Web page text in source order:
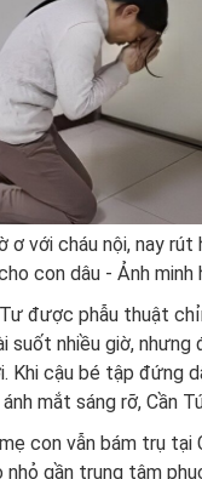
ơ với cháu nội, nay
con dâu - Ảnh minh
được phẫu thuật
suốt nhiều giờ, nhưng
Khi cậu bé tập đứng
mắt sáng rỡ, Cần
con vẫn bám trụ tại
nhỏ gần trung tâm